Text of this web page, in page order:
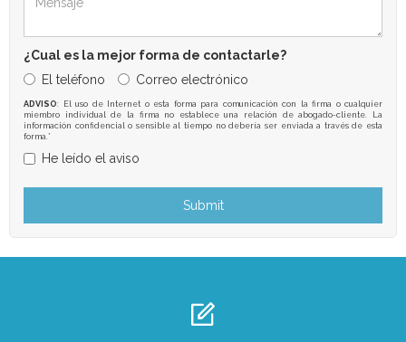
¿Cual es la mejor forma de contactarle?
El teléfono
Correo electrónico
ADVISO: El uso de Internet o esta forma para comunicación con la firma o cualquier
miembro individual de la firma no establece una relación de abogado-cliente. La
información confidencial o sensible al tiempo no debería ser enviada a través de esta
forma.*
He leído el aviso